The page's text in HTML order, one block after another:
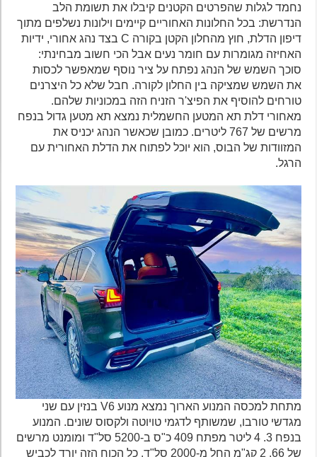
נחמד לגלות שהפרטים הקטנים קיבלו את תשומת הלב
הנדרשת: בכל החלונות האחוריים קיימים וילונות נשלפים מתוך
דיפון הדלת, חוץ מהחלון הקטן בקורה C בצד נהג אחורי, ידיות
האחיזה מגומרות עם חומר נעים אבל הכי חשוב מבחינתי:
סוכך השמש של הנהג נפתח על ציר נוסף שמאפשר לכסות
את השמש שמציקה בין החלון לקורה. חבל שלא כל היצרנים
טורחים להוסיף את הפיצ'ר הזניח הזה במכוניות שלהם.
מאחורי דלת תא המטען החשמלית נמצא תא מטען גדול בנפח
מרשים של 767 ליטרים. כמובן שכאשר הנהג יכניס את
המזוודות של הבוס, הוא יוכל לפתוח את הדלת האחורית עם
הרגל.
מתחת למכסה המנוע הארוך נמצא מנוע V6 בנזין עם שני
מגדשי טורבו, שמשותף לדגמי טויוטה ולקסוס שונים. המנוע
בנפח 3. 4 ליטר מפתח 409 כ"ס ב-5200 סל"ד ומומנט מרשים
של 66. 2 קג"מ החל מ-2000 סל"ד. כל הכוח הזה יורד לכביש